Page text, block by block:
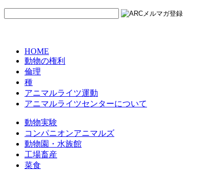
HOME
動物の権利
倫理
種
アニマルライツ運動
アニマルライツセンターについて
動物実験
コンパニオンアニマルズ
動物園・水族館
工場畜産
菜食